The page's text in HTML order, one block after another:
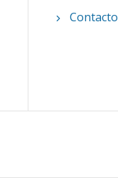
Contacto